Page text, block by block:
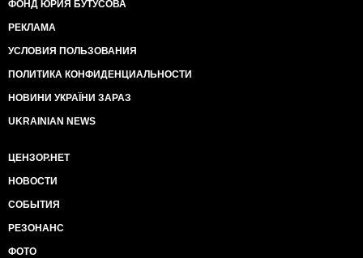
ФОНД ЮРИЯ БУТУСОВА
РЕКЛАМА
УСЛОВИЯ ПОЛЬЗОВАНИЯ
ПОЛИТИКА КОНФИДЕНЦИАЛЬНОСТИ
НОВИНИ УКРАЇНИ ЗАРАЗ
UKRAINIAN NEWS
ЦЕНЗОР.НЕТ
НОВОСТИ
СОБЫТИЯ
РЕЗОНАНС
ФОТО